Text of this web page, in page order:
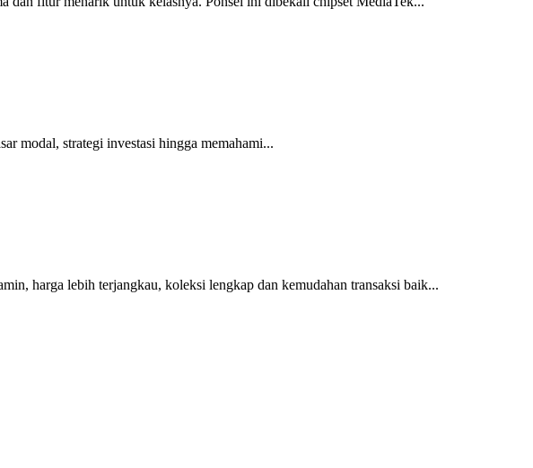
modal, strategi investasi hingga memahami...
harga lebih terjangkau, koleksi lengkap dan kemudahan transaksi baik...